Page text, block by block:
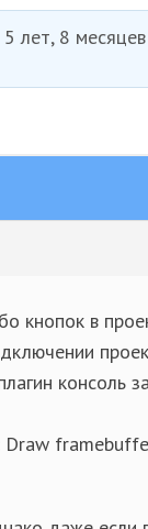
5 лет, 8
кнопок в
консоль
Draw